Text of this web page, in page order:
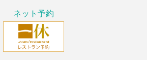
ネット予約